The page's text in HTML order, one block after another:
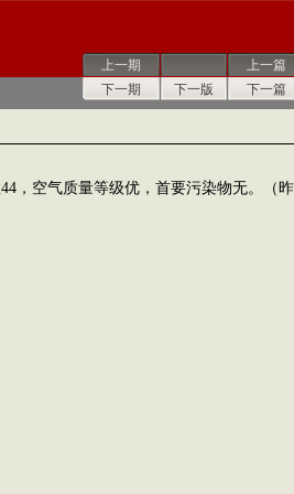
上一期
下一期
下一版
上一篇
下一篇
，空气质量等级优，首要污染物无。（